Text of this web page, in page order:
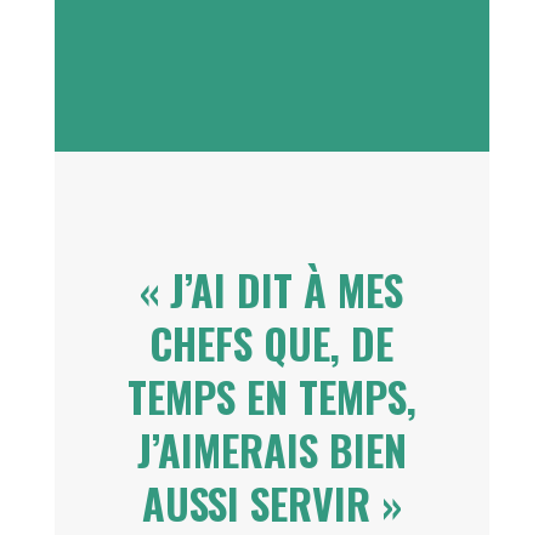
« J’AI DIT À MES
CHEFS QUE, DE
TEMPS EN TEMPS,
J’AIMERAIS BIEN
AUSSI SERVIR »